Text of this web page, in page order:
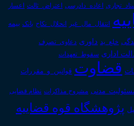
اعاده_دادرسی اعتراض_ثالث اعسار
انتقال_مال_غیر انحلال_نکاح بانک بیمه
خلع_ید داوری دعاوی_تصرف
اداری سقوط_تعهدات
قضاوت قوانین_و_مقررات
مشروح مذاکرات نظام قضایی
پژوهشگاه قوه قضاییه